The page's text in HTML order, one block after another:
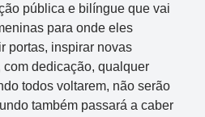
pública e bilíngue que vai
para onde eles
portas, inspirar novas
dedicação, qualquer
todos voltarem, não serão
também passará a caber